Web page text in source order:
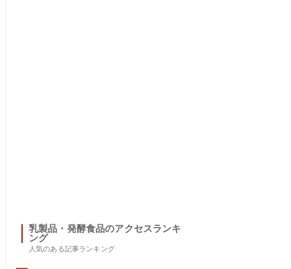
乳製品・発酵食品のアクセスランキ
ング
人気のある記事ランキング